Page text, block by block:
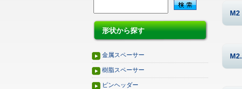
形状から探す
金属スペーサー
樹脂スペーサー
ピンヘッダー
M2